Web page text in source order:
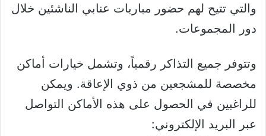
والتي تتيح لهم حضور مباريات عنابي الناشئين خلال
دور المجموعات.
وتتوفر جميع التذاكر رقمياً، وتشمل خيارات أماكن
مخصصة للمشجعين من ذوي الإعاقة. ويمكن
للراغبين في الحصول على هذه الأماكن التواصل
عبر البريد الإلكتروني: